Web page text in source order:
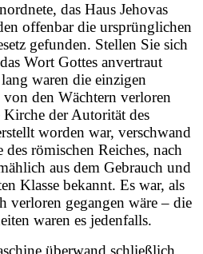
das Haus Jehovas
offenbar die ursprünglichen
gefunden. Stellen Sie sich
Wort Gottes anvertraut
waren die einzigen
den Wächtern verloren
der Autorität des
worden war, verschwand
römischen Reiches, nach
aus dem Gebrauch und
Klasse bekannt. Es war, als
verloren gegangen wäre – die
waren es jedenfalls.
überwand schließlich